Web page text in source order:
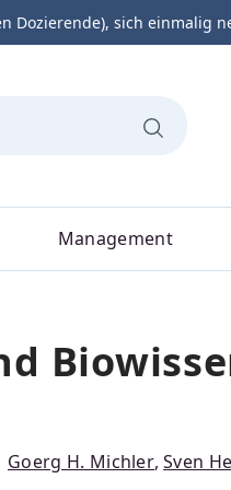
Dozierende), sich einmalig
Management
Goerg H. Michler,Sven